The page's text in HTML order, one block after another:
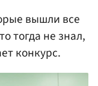
вышли все
тогда не знал,
конкурс.